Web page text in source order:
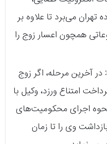
الکترونیک قضایی،
تهران می‌برد تا علاوه بر
همچون اعسار زوج را
در آخرین مرحله، اگر زوج
امتناع ورزد، وکیل با
ماده ۳ قانون نحوه اجرای محکومیت‌های
وی را تا زمان